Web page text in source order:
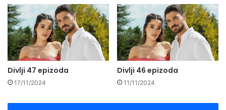
Divlji 47 epizoda
17/11/2024
Divlji 46 epizoda
11/11/2024